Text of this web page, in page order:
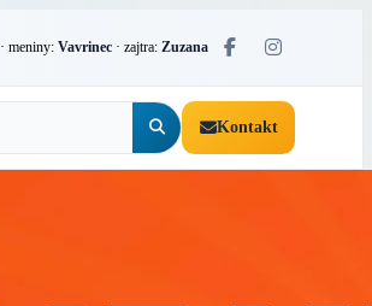
· meniny: Vavrinec · zajtra: Zuzana
Kontakt